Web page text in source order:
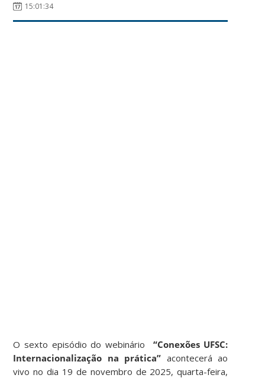
15:01:34
O sexto episódio do webinário
“Conexões UFSC:
Internacionalização na prática” acontecerá ao
vivo no dia 19 de novembro de 2025, quarta-feira,